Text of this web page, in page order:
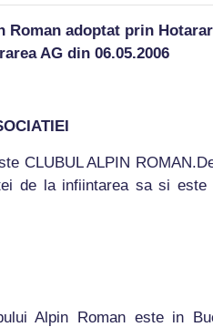
adoptat prin
AG din 06.05.2006
CLUBUL ALPIN
de la infiintarea sa si este
Alpin Roman este in